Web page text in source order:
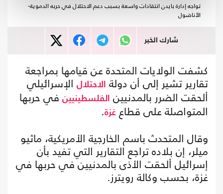
تواجه إدارة بايدن انتقادات واسعة بسبب دعم الاحتلال في حربه الدموية-
الأناضول
شارك الخبر
كشفت الولايات المتحدة عن قيامها بمراجعة
تقارير تشير إلى أن دولة الاحتلال الإسرائيلي
ألحقت الضرر بالمدنيين
الفلسطينيين في حربها
المتواصلة على قطاع غزة.
وقال المتحدث باسم الخارجية الأمريكية، ماثيو
ميلر، إن بلاده تراجع التقارير التي تفيد بأن
إسرائيل ألحقت الأذى بالمدنيين في حربها في
غزة، بحسب وكالة رويترز.